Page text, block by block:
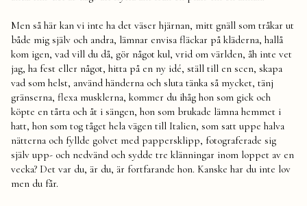
Men så här kan vi inte ha det väser hjärnan, mitt gnäll som tråkar ut
både mig själv och andra, lämnar envisa fläckar på kläderna, hallå
kom igen, vad vill du då, gör något kul, vrid om världen, åh inte vet
jag, ha fest eller något, hitta på en ny idé, ställ till en scen, skapa
vad som helst, använd händerna och sluta tänka så mycket, tänj
gränserna, flexa musklerna, kommer du ihåg hon som gick och
köpte en tårta och åt i sängen, hon som brukade lämna hemmet i
hatt, hon som tog tåget hela vägen till Italien, som satt uppe halva
nätterna och fyllde golvet med pappersklipp, fotograferade sig
själv upp- och nedvänd och sydde tre klänningar inom loppet av en
vecka? Det var du, är du, är fortfarande hon. Kanske har du inte lov
men du får.